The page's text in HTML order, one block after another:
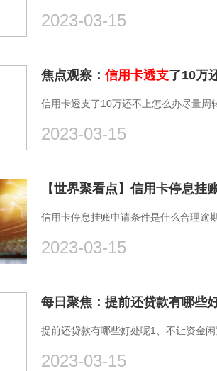
2023-03-15
焦点观察： 信用卡透支了10万
信用卡透支了10万还不上怎么办尽量周
2023-03-15
信用卡停息挂账申请条件是什么合理逾
2023-03-15
每日聚焦：提前还贷款有哪些
提前还贷款有哪些好处呢1、不让资金
2023-03-15